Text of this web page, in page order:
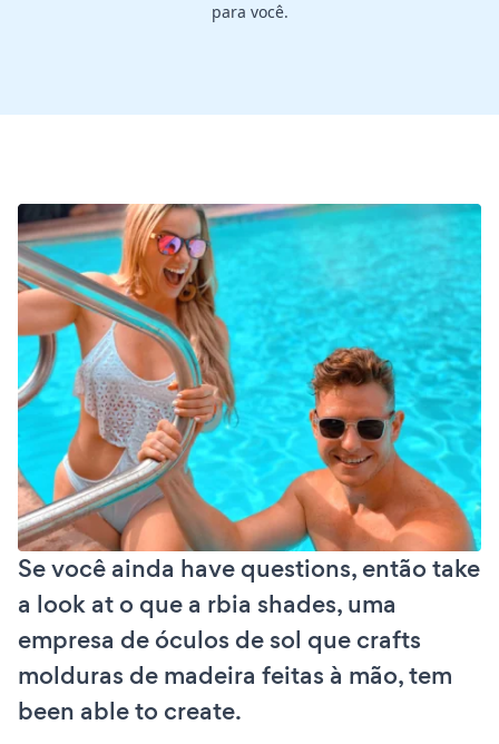
para você.
Se você ainda have questions, então take
a look at o que a rbia shades, uma
empresa de óculos de sol que crafts
molduras de madeira feitas à mão, tem
been able to create.